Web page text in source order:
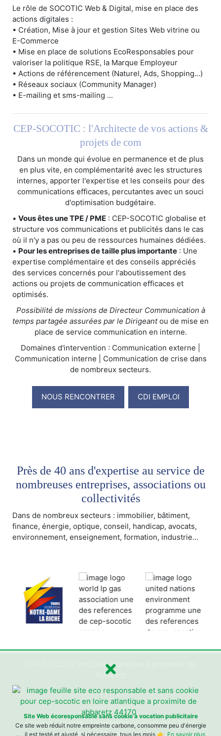
Le rôle de SOCOTIC Web & Digital, mise en place des
actions digitales :
• Création, Mise à jour et gestion Sites Web vitrine ou
E-Commerce
• Mise en place de solutions EcoResponsables pour
valoriser la politique RSE, la Marque Employeur
• Actions de référencement (Naturel, Ads, Shopping...)
• Réseaux sociaux (Community Manager)
• E-mailing et sms-mailing ...
CEP-SOCOTIC : l'Architecte de vos actions &
projets de com
Dans un monde qui évolue en permanence et de plus
en plus vite, en complémentarité avec les structures
internes, apporter l'expertise et les conseils pour des
communications efficaces, percutantes avec un souci
d'optimisation budgétaire.
• Vous êtes une TPE / PME : CEP-SOCOTIC globalise et
structure vos communications et publicités dans le cas
où il n'y a pas ou peu de ressources humaines dédiées.
• Pour les entreprises de taille plus importante : Une
expertise complémentaire et des conseils appréciés
des services concernés pour l'aboutissement des
actions ou projets de communication efficaces et
optimisés.
Possibilité de missions de Directeur Communication à
temps partagée assurées par le Dirigeantou de mise en
place de service communication en interne.
Domaines d'intervention : Communication externe |
Communication interne | Communication de crise dans
de nombreux secteurs.
NOUS RENCONTRER CDI EMPLOI
Près de 40 ans d'expertise au service de
nombreuses entreprises, associations ou
collectivités
Dans de nombreux secteurs : immobilier, bâtiment,
finance, énergie, optique, conseil, handicap, avocats,
environnement, enseignement, formation, industrie...
Site Web écoresponsable sans cookie à vocation publicitaire
Ce site web réduit notre empreinte carbone, consomme peu d'énergie
... , il est testé et ajusté, si nécessaire, tous les mois 👉 En savoir plus
CEP-SOCOTIC en Loire Atlantique à proximité de
Abbaretz
------------------
Emplois / Stages|Newsletter / Invitations|Nous
contacter|Mentions légales